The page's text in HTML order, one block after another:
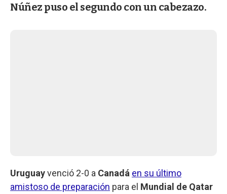
Núñez puso el segundo con un cabezazo.
Uruguayvenció 2-0 a Canadá en su último
amistoso de preparación para el Mundial de Qatar